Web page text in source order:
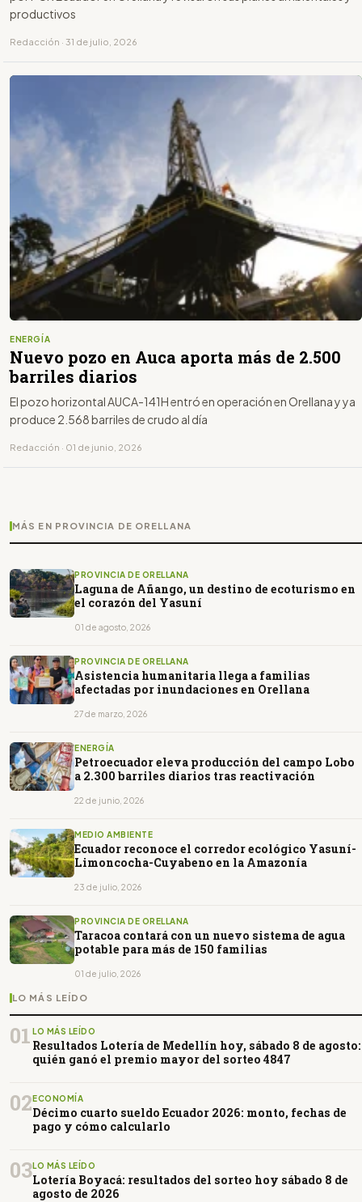
productivos
Redacción · 31 de julio, 2026
ENERGÍA
Nuevo pozo en Auca aporta más de 2.500
barriles diarios
El pozo horizontal AUCA-141H entró en operación en Orellana y ya
produce 2.568 barriles de crudo al día
Redacción · 01 de junio, 2026
MÁS EN PROVINCIA DE ORELLANA
PROVINCIA DE ORELLANA
Laguna de Añango, un destino de ecoturismo en
el corazón del Yasuní
01 de agosto, 2026
PROVINCIA DE ORELLANA
Asistencia humanitaria llega a familias
afectadas por inundaciones en Orellana
27 de marzo, 2026
ENERGÍA
Petroecuador eleva producción del campo Lobo
a 2.300 barriles diarios tras reactivación
22 de junio, 2026
MEDIO AMBIENTE
Ecuador reconoce el corredor ecológico Yasuní-
Limoncocha-Cuyabeno en la Amazonía
23 de julio, 2026
PROVINCIA DE ORELLANA
Taracoa contará con un nuevo sistema de agua
potable para más de 150 familias
01 de julio, 2026
LO MÁS LEÍDO
01 LO MÁS LEÍDO
Resultados Lotería de Medellín hoy, sábado 8 de agosto:
quién ganó el premio mayor del sorteo 4847
02ECONOMÍA
Décimo cuarto sueldo Ecuador 2026: monto, fechas de
pago y cómo calcularlo
03LO MÁS LEÍDO
Lotería Boyacá: resultados del sorteo hoy sábado 8 de
agosto de 2026